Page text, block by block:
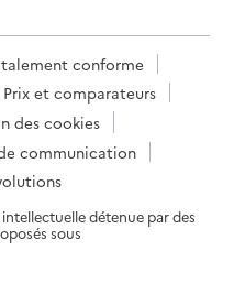
conforme
Prix et comparateurs
des cookies
communication
détenue par des
sous